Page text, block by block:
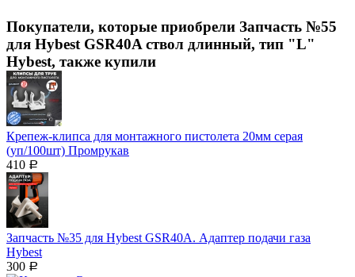
Покупатели, которые приобрели Запчасть №55
для Hybest GSR40A ствол длинный, тип "L"
Hybest, также купили
Крепеж-клипса для монтажного пистолета 20мм серая
(уп/100шт) Промрукав
410 Р
Запчасть №35 для Hybest GSR40A. Адаптер подачи газа
Hybest
300 Р